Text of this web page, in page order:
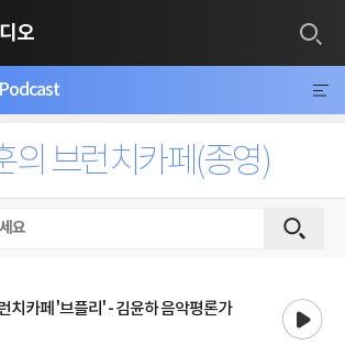
오
의 브런치카페(종영)
치카페 '브플리' - 김윤하 음악평론가